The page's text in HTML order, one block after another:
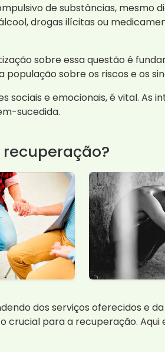
de substâncias, mesmo
drogas ilícitas ou
sobre essa questão é
sobre os riscos e os
e emocionais, é vital. As
sucedida.
dos serviços oferecidos e
para a recuperação. Aqui